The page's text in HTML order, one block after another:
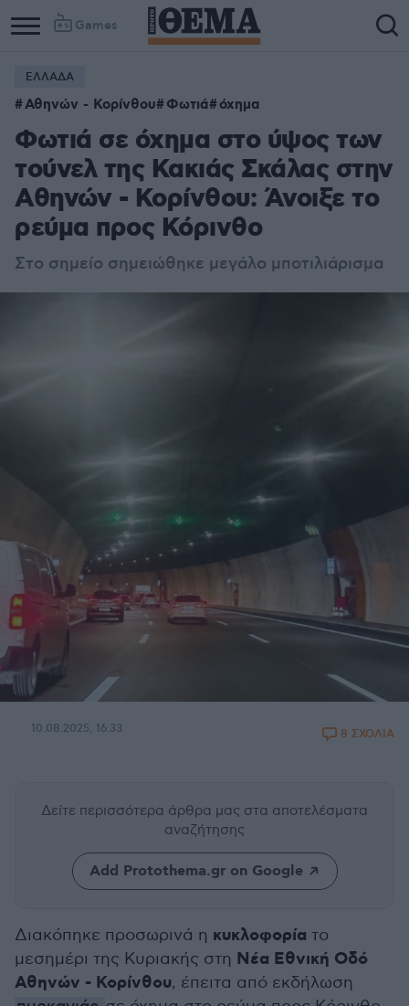
Games
ΕΛΛΑΔΑ
Αθηνών - Κορίνθου Φωτιά όχημα
Φωτιά σε όχημα στο ύψος των
τούνελ της Κακιάς Σκάλας στην
Αθηνών - Κορίνθου: Άνοιξε το
ρεύμα προς Κόρινθο
Στο σημείο σημειώθηκε μεγάλο μποτιλιάρισμα
10.08.2025, 16:33 8 ΣΧΟΛΙΑ
Δείτε περισσότερα άρθρα μας στα αποτελέσματα
αναζήτησης
Add Protothema.gr on Google
Διακόπηκε προσωρινά η κυκλοφορία το
μεσημέρι της Κυριακής στη Νέα Εθνική Οδό
Αθηνών - Κορίνθου, έπειτα από εκδήλωση